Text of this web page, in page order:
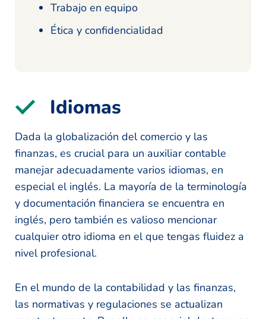
Trabajo en equipo
Ética y confidencialidad
Idiomas
Dada la globalización del comercio y las
finanzas, es crucial para un auxiliar contable
manejar adecuadamente varios idiomas, en
especial el inglés. La mayoría de la terminología
y documentación financiera se encuentra en
inglés, pero también es valioso mencionar
cualquier otro idioma en el que tengas fluidez a
nivel profesional.
En el mundo de la contabilidad y las finanzas,
las normativas y regulaciones se actualizan